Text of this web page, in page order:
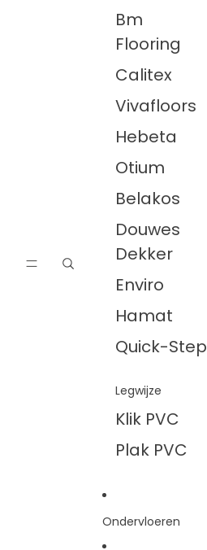
Bm
Flooring
Calitex
Vivafloors
Hebeta
Otium
Belakos
Douwes
Dekker
Enviro
Hamat
Quick-Step
Legwijze
Klik PVC
Plak PVC
Ondervloeren